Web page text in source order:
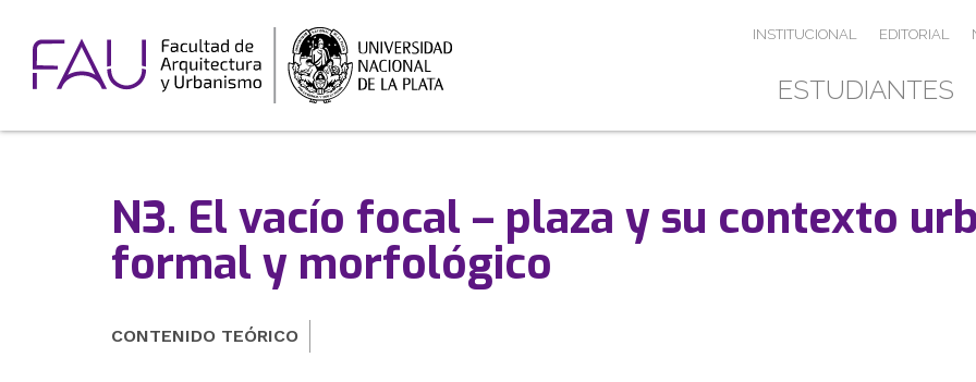
ESTUDIANTES
INSTITUCIONAL EDITORIAL
N3. El vacío focal – plaza y su contexto
formal y morfológico
CONTENIDO TEÓRICO